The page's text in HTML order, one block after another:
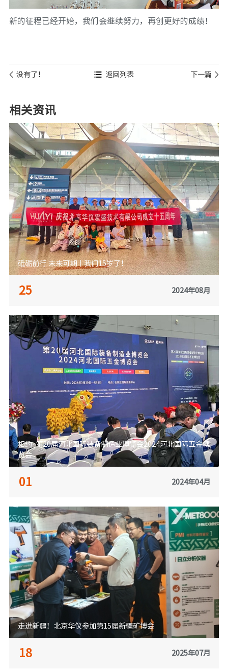
新的征程已经开始，我们会继续努力，再创更好的成绩！
没有了！ 下一篇
返回列表
相关资讯
砥砺前行 未来可期丨我们15岁了！
25 2024年08月
相约·第20届河北国际装备制造业博览会2024河北国际五金博
览会
01 2024年04月
走进新疆！北京华仪参加第15届新疆矿博会
18 2025年07月